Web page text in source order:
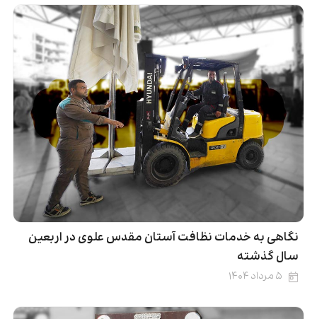
نگاهی به خدمات نظافت آستان مقدس علوی در اربعین
سال گذشته
۵ مرداد ۱۴۰۴